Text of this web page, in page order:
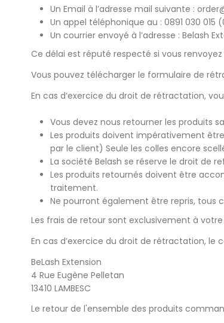
Un Email à l’adresse mail suivante :
Un appel téléphonique au : 0891 030
Un courrier envoyé à l’adresse : Belash
Ce délai est réputé respecté si vous
Vous pouvez télécharger le formulaire de
En cas d’exercice du droit de rétractation,
Vous devez nous retourner les produits
Les produits doivent impérativement
par le client) Seule les colles encore
La société Belash se réserve le droit de
Les produits retournés doivent être
traitement.
Ne pourront également être repris, tous
Les frais de retour sont exclusivement à
En cas d’exercice du droit de rétractation, le
BeLash Extension
4 Rue Eugène Pelletan
13410 LAMBESC
Le retour de l'ensemble des produits